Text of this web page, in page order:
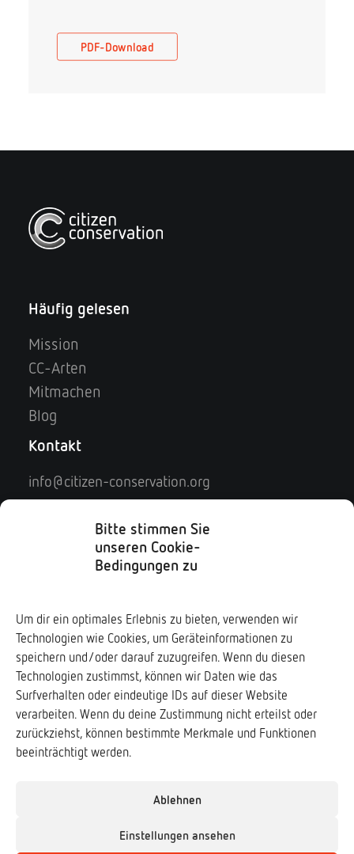
Bitte stimmen Sie
unseren Cookie-
Bedingungen zu
Um dir ein optimales Erlebnis zu bieten, verwenden wir
Technologien wie Cookies, um Geräteinformationen zu
speichern und/oder darauf zuzugreifen. Wenn du diesen
Technologien zustimmst, können wir Daten wie das
Surfverhalten oder eindeutige IDs auf dieser Website
verarbeiten. Wenn du deine Zustimmung nicht erteilst oder
zurückziehst, können bestimmte Merkmale und Funktionen
beeinträchtigt werden.
Ablehnen
Einstellungen ansehen
PDF-Download
Häufig gelesen
Mission
CC-Arten
Mitmachen
Blog
Kontakt
info@citizen-conservation.org
Kontaktformular
Impressum
Datenschutz
Downloads ↓
Frogs & Friends e.V.
Verband der Zoologischen Gärten e.V. (VdZ)
www.vdz-zoos.org